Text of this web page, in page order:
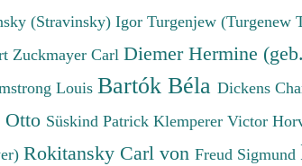
(Stravinsky) Igor Turgenjew (Turgenew
Zuckmayer Carl Diemer Hermine
Louis Bartók Béla Dickens
Süskind Patrick Klemperer Victor
Rokitansky Carl von Freud Sigmund